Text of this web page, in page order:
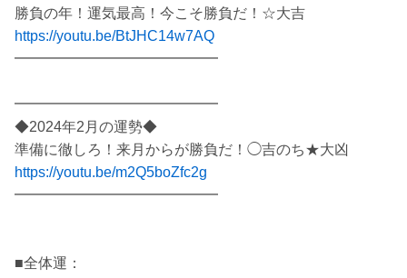
勝負の年！運気最高！今こそ勝負だ！☆大吉
https://youtu.be/BtJHC14w7AQ
━━━━━━━━━━━━━━
━━━━━━━━━━━━━━
◆2024年2月の運勢◆
準備に徹しろ！来月からが勝負だ！◯吉のち★大凶
https://youtu.be/m2Q5boZfc2g
━━━━━━━━━━━━━━
■全体運：